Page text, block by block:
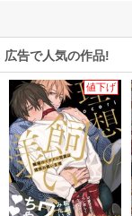
広告で人気の作品!
値下げ